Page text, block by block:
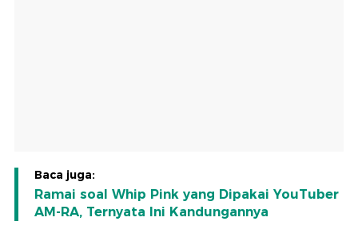
Baca juga:
Ramai soal Whip Pink yang Dipakai YouTuber
AM-RA, Ternyata Ini Kandungannya